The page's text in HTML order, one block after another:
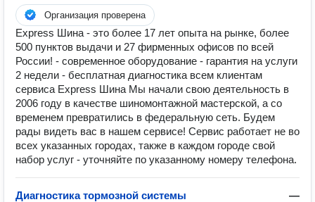
Организация проверена
Express Шина - это более 17 лет опыта на рынке, более
500 пунктов выдачи и 27 фирменных офисов по всей
России! - современное оборудование - гарантия на услуги
2 недели - бесплатная диагностика всем клиентам
сервиса Express Шина Мы начали свою деятельность в
2006 году в качестве шиномонтажной мастерской, а со
временем превратились в федеральную сеть. Будем
рады видеть вас в нашем сервисе! Сервис работает не во
всех указанных городах, также в каждом городе свой
набор услуг - уточняйте по указанному номеру телефона.
Диагностика тормозной системы —